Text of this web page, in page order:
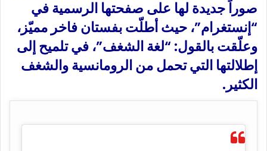
صوراً جديدة لها على صفحتها الرسمية في
“إنستغرام”، حيث أطلّت بفستان فاخر مميّز،
وعلّقت بالقول: “لغة الشغف”، في تلميح إلى
إطلالتها التي تحمل من الرومانسية والشغف
الكثير.